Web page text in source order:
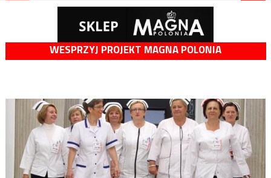
WESPRZYJ PROJEKT MAGNA POLONIA